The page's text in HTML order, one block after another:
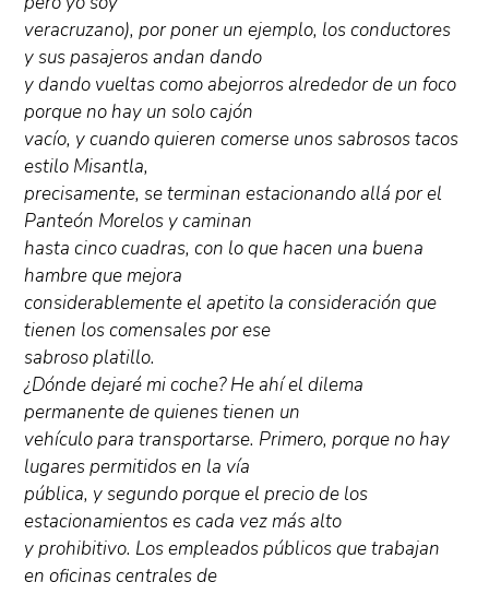
veracruzano), por poner un ejemplo, los conductores
y sus pasajeros andan dando
y dando vueltas como abejorros alrededor de un foco
porque no hay un solo cajón
vacío, y cuando quieren comerse unos sabrosos tacos
estilo Misantla,
precisamente, se terminan estacionando allá por el
Panteón Morelos y caminan
hasta cinco cuadras, con lo que hacen una buena
hambre que mejora
considerablemente el apetito la consideración que
tienen los comensales por ese
sabroso platillo.
¿Dónde dejaré mi coche? He ahí el dilema
permanente de quienes tienen un
vehículo para transportarse. Primero, porque no hay
lugares permitidos en la vía
pública, y segundo porque el precio de los
estacionamientos es cada vez más alto
y prohibitivo. Los empleados públicos que trabajan
en oficinas centrales de